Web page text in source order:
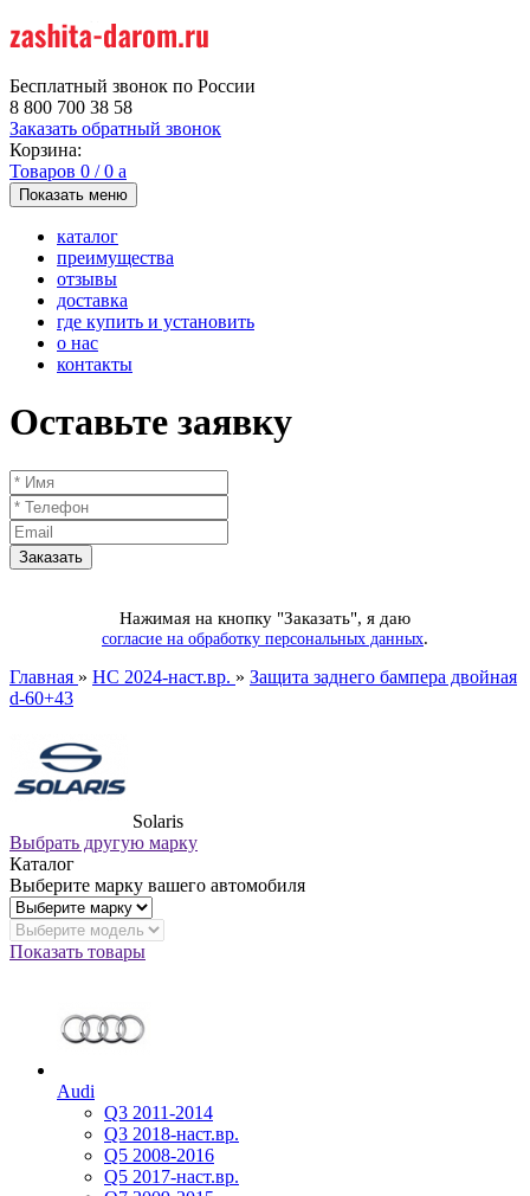
Бесплатный звонок по России
8 800 700 38 58
Заказать обратный звонок
Корзина:
Товаров 0 /0 a
Показать меню
каталог
преимущества
отзывы
доставка
где купить и установить
о нас
контакты
Оставьте заявку
Нажимая на кнопку "Заказать", я даю
согласие на обработку персональных данных.
Главная » HC 2024-наст.вр. » Защита заднего бампера двойная
d-60+43
Solaris
Выбрать другую марку
Каталог
Выберите марку вашего автомобиля
Показать товары
Audi
Q3 2011-2014
Q3 2018-наст.вр.
Q5 2008-2016
Q5 2017-наст.вр.